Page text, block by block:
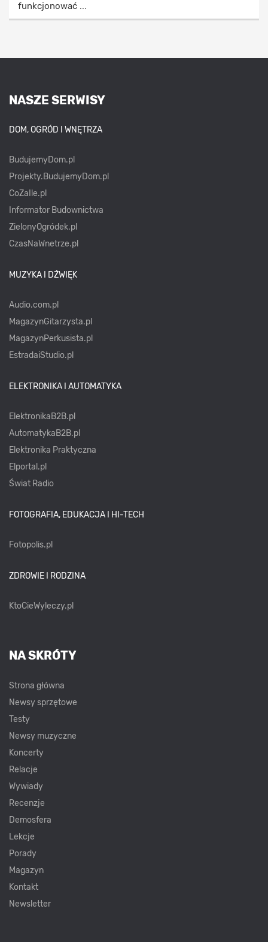
funkcjonować ...
NASZE SERWISY
DOM, OGRÓD I WNĘTRZA
BudujemyDom.pl
Projekty.BudujemyDom.pl
CoZaIle.pl
Informator Budownictwa
ZielonyOgródek.pl
CzasNaWnetrze.pl
MUZYKA I DŹWIĘK
Audio.com.pl
MagazynGitarzysta.pl
MagazynPerkusista.pl
EstradaiStudio.pl
ELEKTRONIKA I AUTOMATYKA
ElektronikaB2B.pl
AutomatykaB2B.pl
Elektronika Praktyczna
Elportal.pl
Świat Radio
FOTOGRAFIA, EDUKACJA I HI-TECH
Fotopolis.pl
ZDROWIE I RODZINA
KtoCieWyleczy.pl
NA SKRÓTY
Strona główna
Newsy sprzętowe
Testy
Newsy muzyczne
Koncerty
Relacje
Wywiady
Recenzje
Demosfera
Lekcje
Porady
Magazyn
Kontakt
Newsletter